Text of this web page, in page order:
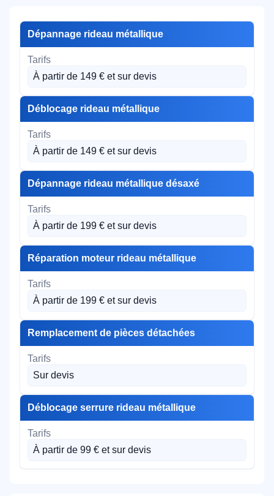
Dépannage rideau métallique
À partir de 149 € et sur devis
Déblocage rideau métallique
À partir de 149 € et sur devis
Dépannage rideau métallique désaxé
À partir de 199 € et sur devis
Réparation moteur rideau métallique
À partir de 199 € et sur devis
Remplacement de pièces détachées
Sur devis
Déblocage serrure rideau métallique
À partir de 99 € et sur devis